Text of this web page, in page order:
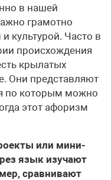
в нашей
грамотно
культурой. Часто в
происхождения
крылатых
Они представляют
по которым можно
этот афоризм
или мини-
язык изучают
сравнивают